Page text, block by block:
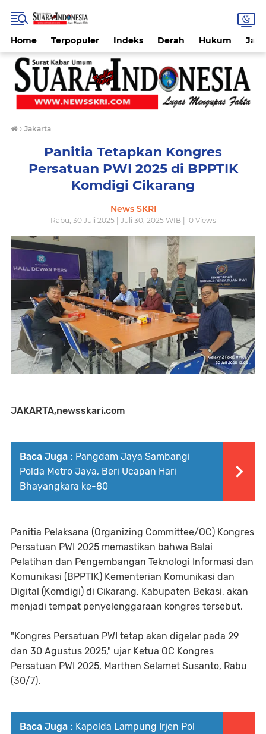
Home Terpopuler Indeks Derah Hukum
› Jakarta
Panitia Tetapkan Kongres
Persatuan PWI 2025 di BPPTIK
Komdigi Cikarang
News SKRI
Rabu, 30 Juli 2025 | Juli 30, 2025 WIB | 0Views
JAKARTA,newsskari.com
Baca Juga : Pangdam Jaya Sambangi
Polda Metro Jaya, Beri Ucapan Hari
Bhayangkara ke-80
Panitia Pelaksana (Organizing Committee/OC) Kongres
Persatuan PWI 2025 memastikan bahwa Balai
Pelatihan dan Pengembangan Teknologi Informasi dan
Komunikasi (BPPTIK) Kementerian Komunikasi dan
Digital (Komdigi) di Cikarang, Kabupaten Bekasi, akan
menjadi tempat penyelenggaraan kongres tersebut.
"Kongres Persatuan PWI tetap akan digelar pada 29
dan 30 Agustus 2025," ujar Ketua OC Kongres
Persatuan PWI 2025, Marthen Selamet Susanto, Rabu
(30/7).
Baca Juga : Kapolda Lampung Irjen Pol